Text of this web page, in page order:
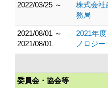
2022/03/25 ～
株式会
務局
2021/08/01 ～
2021/08/01
2021年
ノロジ
委員会・協会等